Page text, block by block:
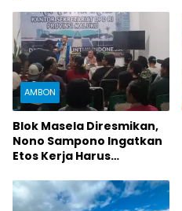
AMBON
Blok Masela Diresmikan,
Nono Sampono Ingatkan
Etos Kerja Harus